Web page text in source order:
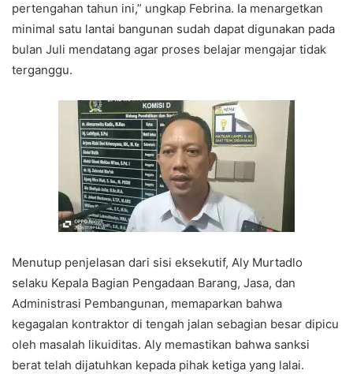
pertengahan tahun ini,” ungkap Febrina. Ia menargetkan
minimal satu lantai bangunan sudah dapat digunakan pada
bulan Juli mendatang agar proses belajar mengajar tidak
terganggu.
Menutup penjelasan dari sisi eksekutif, Aly Murtadlo
selaku Kepala Bagian Pengadaan Barang, Jasa, dan
Administrasi Pembangunan, memaparkan bahwa
kegagalan kontraktor di tengah jalan sebagian besar dipicu
oleh masalah likuiditas. Aly memastikan bahwa sanksi
berat telah dijatuhkan kepada pihak ketiga yang lalai.